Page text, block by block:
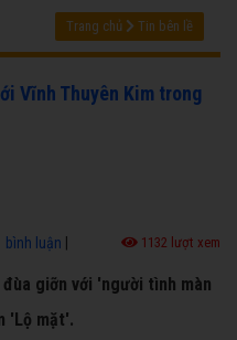
Trang chủ Tin bên lề
Vĩnh Thuyên Kim trong
bình luận 1132 lượt xem
giỡn với 'người tình màn
'Lộ mặt'.